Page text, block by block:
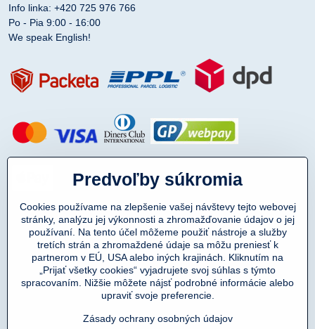
Info linka: +420 725 976 766
Po - Pia 9:00 - 16:00
We speak English!
Copyright © 2011-2025
DENIMAR TAILORING s.r.o.
prevádzkovateľ eshopu SmartMen.sk
Predvoľby súkromia
Cookies používame na zlepšenie vašej návštevy tejto webovej
stránky, analýzu jej výkonnosti a zhromažďovanie údajov o jej
používaní. Na tento účel môžeme použiť nástroje a služby
tretích strán a zhromaždené údaje sa môžu preniesť k
partnerom v EÚ, USA alebo iných krajinách. Kliknutím na
„Prijať všetky cookies“ vyjadrujete svoj súhlas s týmto
spracovaním. Nižšie môžete nájsť podrobné informácie alebo
upraviť svoje preferencie.
Zásady ochrany osobných údajov